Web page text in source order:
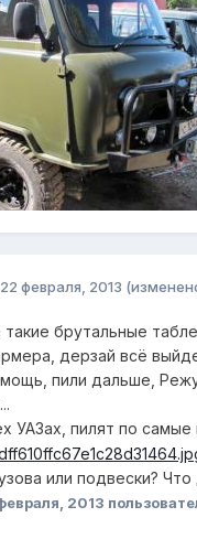
22 февраля, 2013
брутальные
дерзай всё
пили дальше,
УАЗах, пилят по самые
или подвески?
2013